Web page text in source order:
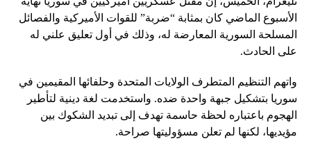
الأسبوع الماضي كان بمثابة “ضربة” للقوات الأميركية والفصائل
المسلحة السورية المعارضة له، وذلك في أول تعليق علني له
على الحادث.
واتهم التنظيم المتطرف الولايات المتحدة وحلفائها المقيمين في
سوريا بتشكيل جبهة واحدة ضده. واستخدمت لغة دينية لتأطير
الهجوم باعتباره لحظة حاسمة تهدف إلى تبديد الشكوك بين
مؤيديها، لكنها لم تعلن مسؤوليتها صراحة.